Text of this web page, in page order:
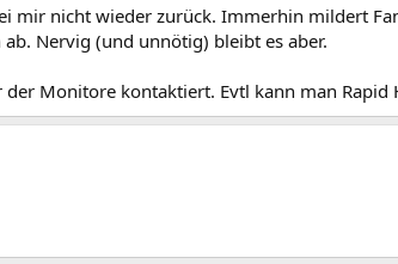
mir nicht wieder zurück. Immerhin mildert
Nervig (und unnötig) bleibt es aber.
Monitore kontaktiert. Evtl kann man Rapid